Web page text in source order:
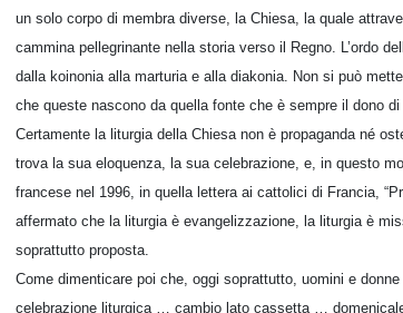
un solo corpo di membra diverse, la Chiesa, la quale
cammina pellegrinante nella storia verso il Regno. L’ordo
dalla koinonia alla marturia e alla diakonia. Non si può
che queste nascono da quella fonte che è sempre il dono
Certamente la liturgia della Chiesa non è propaganda né
trova la sua eloquenza, la sua celebrazione, e, in questo
francese nel 1996, in quella lettera ai cattolici di Francia,
affermato che la liturgia è evangelizzazione, la liturgia è
soprattutto proposta.
Come dimenticare poi che, oggi soprattutto, uomini e
celebrazione liturgica … cambio lato cassetta …